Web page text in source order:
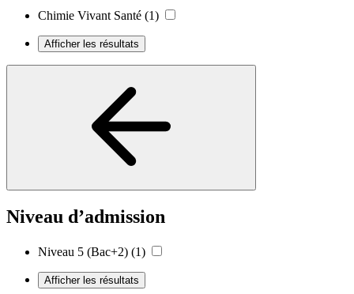
Chimie Vivant Santé (1)
Afficher les résultats
Niveau d’admission
Niveau 5 (Bac+2) (1)
Afficher les résultats